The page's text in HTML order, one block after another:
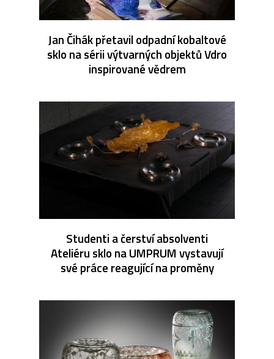
Jan Čihák přetavil odpadní kobaltové
sklo na sérii výtvarných objektů Vdro
inspirované vědrem
Studenti a čerství absolventi
Ateliéru sklo na UMPRUM vystavují
své práce reagující na proměny